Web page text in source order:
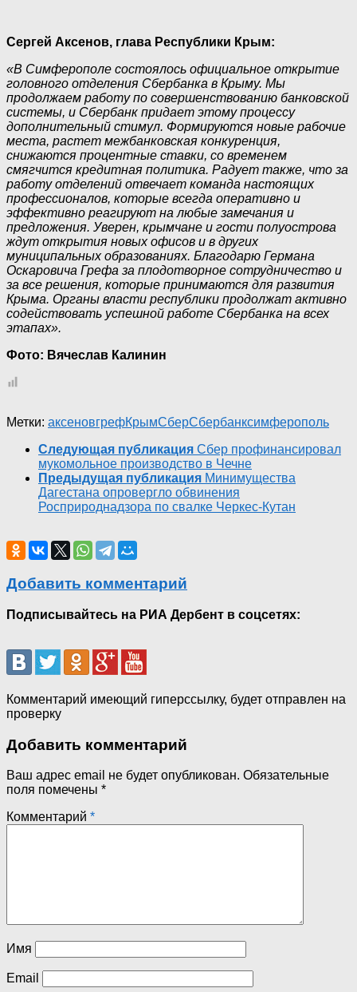
Сергей Аксенов, глава Республики Крым:
«В Симферополе состоялось официальное открытие
головного отделения Сбербанка в Крыму. Мы
продолжаем работу по совершенствованию банковской
системы, и Сбербанк придает этому процессу
дополнительный стимул. Формируются новые рабочие
места, растет межбанковская конкуренция,
снижаются процентные ставки, со временем
смягчится кредитная политика. Радует также, что за
работу отделений отвечает команда настоящих
профессионалов, которые всегда оперативно и
эффективно реагируют на любые замечания и
предложения. Уверен, крымчане и гости полуострова
ждут открытия новых офисов и в других
муниципальных образованиях. Благодарю Германа
Оскаровича Грефа за плодотворное сотрудничество и
за все решения, которые принимаются для развития
Крыма. Органы власти республики продолжат активно
содействовать успешной работе Сбербанка на всех
этапах».
Фото: Вячеслав Калинин
Метки: аксеновгрефКрымСберСбербанксимферополь
Следующая публикация Сбер профинансировал
мукомольное производство в Чечне
Предыдущая публикация Минимущества
Дагестана опровергло обвинения
Росприроднадзора по свалке Черкес-Кутан
Добавить комментарий
Подписывайтесь на РИА Дербент в соцсетях:
Комментарий имеющий гиперссылку, будет отправлен на
проверку
Добавить комментарий
Ваш адрес email не будет опубликован. Обязательные
поля помечены *
Комментарий *
Имя
Email